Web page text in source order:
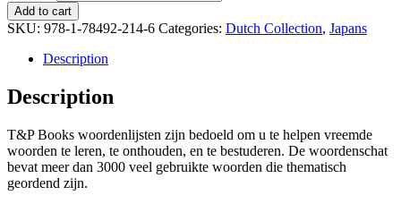
Add to cart
SKU: 978-1-78492-214-6 Categories: Dutch Collection, Japans
Description
Description
T&P Books woordenlijsten zijn bedoeld om u te helpen vreemde
woorden te leren, te onthouden, en te bestuderen. De woordenschat
bevat meer dan 3000 veel gebruikte woorden die thematisch
geordend zijn.